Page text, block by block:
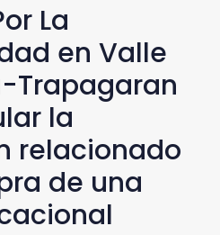
La
en Valle
Trapagaran
la
relacionado
de una